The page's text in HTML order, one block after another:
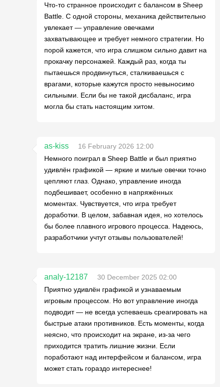
Что-то странное происходит с балансом в Sheep
Battle. С одной стороны, механика действительно
увлекает — управление овечками
захватывающее и требует немного стратегии. Но
порой кажется, что игра слишком сильно давит на
прокачку персонажей. Каждый раз, когда ты
пытаешься продвинуться, сталкиваешься с
врагами, которые кажутся просто невыносимо
сильными. Если бы не такой дисбаланс, игра
могла бы стать настоящим хитом.
as-kiss
16 February 2026 12:00
Немного поиграл в Sheep Battle и был приятно
удивлён графикой — яркие и милые овечки точно
цепляют глаз. Однако, управление иногда
подбешивает, особенно в напряжённых
моментах. Чувствуется, что игра требует
доработки. В целом, забавная идея, но хотелось
бы более плавного игрового процесса. Надеюсь,
разработчики учтут отзывы пользователей!
analy-12187
30 December 2025 02:00
Приятно удивлён графикой и узнаваемым
игровым процессом. Но вот управление иногда
подводит — не всегда успеваешь среагировать на
быстрые атаки противников. Есть моменты, когда
неясно, что происходит на экране, из-за чего
приходится тратить лишние жизни. Если
поработают над интерфейсом и балансом, игра
может стать гораздо интереснее!